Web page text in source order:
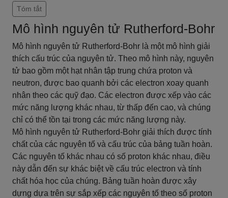
Tóm tắt
Mô hình nguyên tử Rutherford-Bohr
Mô hình nguyên tử Rutherford-Bohr là một mô hình giải
thích cấu trúc của nguyên tử. Theo mô hình này, nguyên
tử bao gồm một hạt nhân tập trung chứa proton và
neutron, được bao quanh bởi các electron xoay quanh
nhân theo các quỹ đạo. Các electron được xếp vào các
mức năng lượng khác nhau, từ thấp đến cao, và chúng
chỉ có thể tồn tại trong các mức năng lượng này.
Mô hình nguyên tử Rutherford-Bohr giải thích được tính
chất của các nguyên tố và cấu trúc của bảng tuần hoàn.
Các nguyên tố khác nhau có số proton khác nhau, điều
này dẫn đến sự khác biệt về cấu trúc electron và tính
chất hóa học của chúng. Bảng tuần hoàn được xây
dựng dựa trên sự sắp xếp các nguyên tố theo số proton